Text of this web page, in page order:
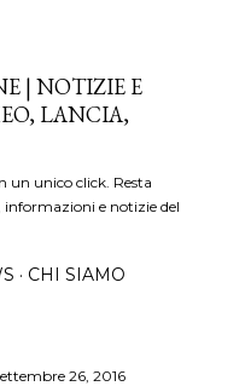
| NOTIZIE E
LANCIA,
un unico click. Resta
e notizie del
CHI SIAMO
26, 2016